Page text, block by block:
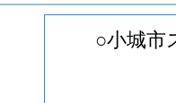
○小城市